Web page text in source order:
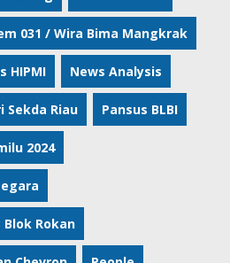
031 / Wira Bima Mangkrak
HIPMI News Analysis
Sekda Riau Pansus BLBI
2024
Blok Rokan